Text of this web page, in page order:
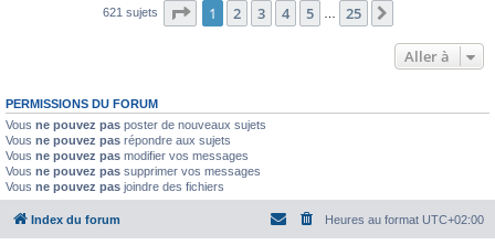
621 sujets Page 1sur25
1 2 3 4 5 25
Aller à
PERMISSIONS DU FORUM
Vous ne pouvez pas poster de nouveaux sujets
Vous ne pouvez pas répondre aux sujets
Vous ne pouvez pas modifier vos messages
Vous ne pouvez pas supprimer vos messages
Vous ne pouvez pas joindre des fichiers
Index du forum Heures au format UTC+02:00